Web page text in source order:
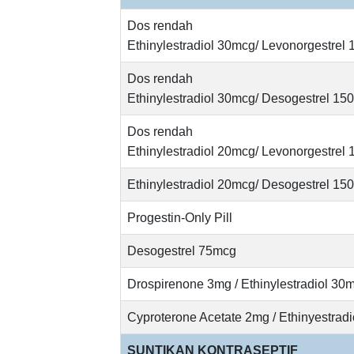
Dos rendah
Ethinylestradiol 30mcg/ Levonorgestrel
Dos rendah
Ethinylestradiol 30mcg/ Desogestrel
Dos rendah
Ethinylestradiol 20mcg/ Levonorgestrel
Ethinylestradiol 20mcg/ Desogestrel
Progestin-Only Pill
Desogestrel 75mcg
Drospirenone 3mg / Ethinylestradiol
Cyproterone Acetate 2mg /
SUNTIKAN KONTRASEPTIF